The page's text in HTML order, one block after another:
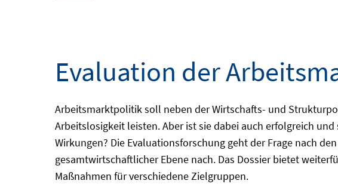
Evaluation der
Arbeitsmarktpolitik soll neben der Wirtschafts- und
Arbeitslosigkeit leisten. Aber ist sie dabei auch erfolgreich
Wirkungen? Die Evaluationsforschung geht der Frage nach
gesamtwirtschaftlicher Ebene nach. Das Dossier bietet
Maßnahmen für verschiedene Zielgruppen.